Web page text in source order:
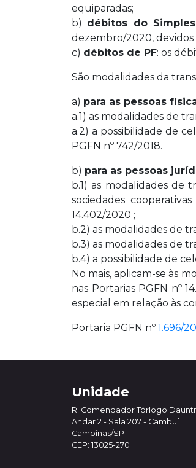
equiparadas;
b) débitos do
dezembro/2020, devidos
c) débitos de PF: os
São modalidades da
a) para as pessoas
a.1) as modalidades de
a.2) a possibilidade de
PGFN nº 742/2018.
b) para as pessoas
b.1) as modalidades de
sociedades
14.402/2020 ;
b.2) as modalidades de
b.3) as modalidades de
b.4) a possibilidade de
No mais, aplicam-se às
nas Portarias PGFN nº
especial em relação às
Portaria PGFN nº 1.696/
Unidade
R. Comendador Tórlogo
Andar 2 - Sala 207 - Cambuí
Campinas/SP
CEP: 13025-270